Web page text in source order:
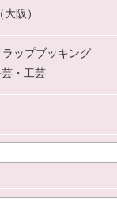
阪）
ラップブッキング
・工芸